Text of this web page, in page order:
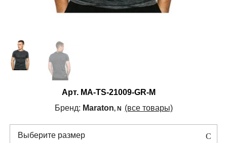
Арт. MA-TS-21009-GR-M
Бренд: Maraton, N (все товары)
Выберите размер